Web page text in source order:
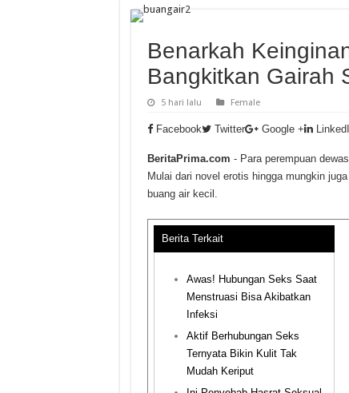
Benarkah
Bangkitkan Gairah
5 hari lalu Female
Facebook Twitter Google +
BeritaPrima.com - Para perempuan
Mulai dari novel erotis hingga mungkin
buang air kecil.
Berita Terkait
Awas! Hubungan Seks Saat
Menstruasi Bisa Akibatkan
Infeksi
Aktif Berhubungan Seks
Ternyata Bikin Kulit Tak
Mudah Keriput